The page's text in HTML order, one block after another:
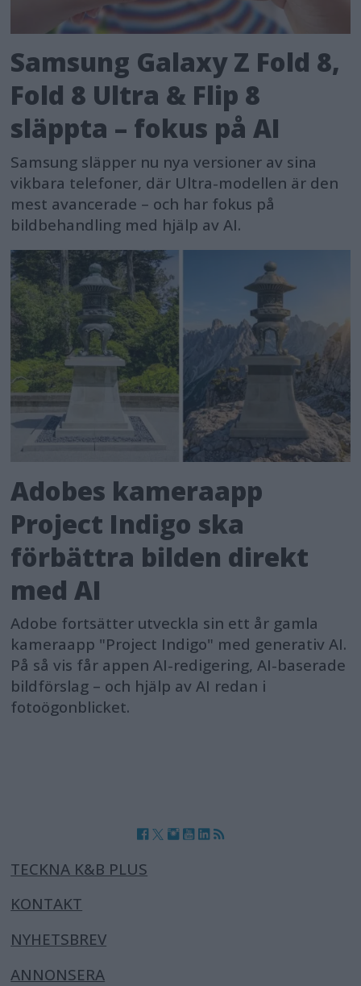
Samsung Galaxy Z Fold 8,
Fold 8 Ultra & Flip 8
släppta – fokus på AI
Samsung släpper nu nya versioner av sina
vikbara telefoner, där Ultra-modellen är den
mest avancerade – och har fokus på
bildbehandling med hjälp av AI.
Adobes kameraapp
Project Indigo ska
förbättra bilden direkt
med AI
Adobe fortsätter utveckla sin ett år gamla
kameraapp "Project Indigo" med generativ AI.
På så vis får appen AI-redigering, AI-baserade
bildförslag – och hjälp av AI redan i
fotoögonblicket.
TECKNA K&B PLUS
KONTAKT
NYHETSBREV
ANNONSERA